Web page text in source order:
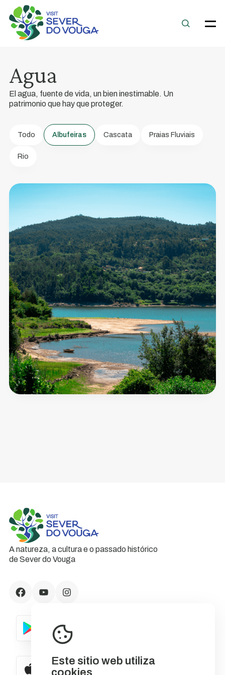
Este sitio web utiliza
cookies
Agua
El agua, fuente de vida, un bien inestimable. Un
patrimonio que hay que proteger.
Todo Albufeiras Cascata Praias Fluviais
Rio
de
Esteves/Ribeiradio
Embalse
Ofrece
un
paisaje
la
A natureza, a cultura e o passado histórico
de Sever do Vouga